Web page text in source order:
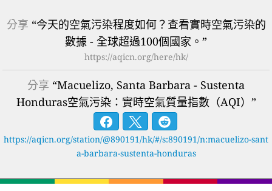
分享 “今天的空氣污染程度如何？查看實時空氣污染的
數據 - 全球超過100個國家。”
https://aqicn.org/here/hk/
分享 “Macuelizo, Santa Barbara - Sustenta
Honduras空氣污染：實時空氣質量指數（AQI）”
https://aqicn.org/station/@890191/hk/#/s:890191/n:macuelizo-sant
a-barbara-sustenta-honduras